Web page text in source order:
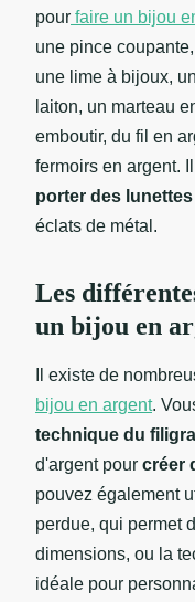
pour faire un bijou
une pince
une lime à bijoux,
laiton, un marteau
emboutir, du fil en
fermoirs en argent.
porter des
éclats de métal.
Les
un bijou en
Il existe de
bijou en argent.
technique du
d'argent pour créer
pouvez également
perdue, qui permet
dimensions, ou la
idéale pour